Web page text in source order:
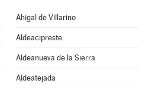
Ahigal de Villarino
Aldeacipreste
Aldeanueva de la Sierra
Aldeatejada